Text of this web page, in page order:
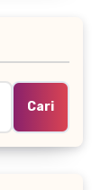
Cari